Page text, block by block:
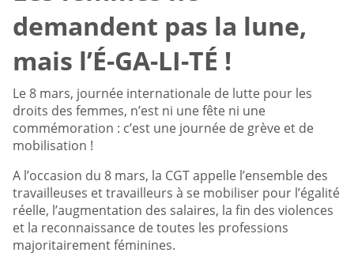
demandent pas la lune,
mais l’É-GA-LI-TÉ !
Le 8 mars, journée internationale de lutte pour les
droits des femmes, n’est ni une fête ni une
commémoration : c’est une journée de grève et de
mobilisation !
A l’occasion du 8 mars, la CGT appelle l’ensemble des
travailleuses et travailleurs à se mobiliser pour l’égalité
réelle, l’augmentation des salaires, la fin des violences
et la reconnaissance de toutes les professions
majoritairement féminines.